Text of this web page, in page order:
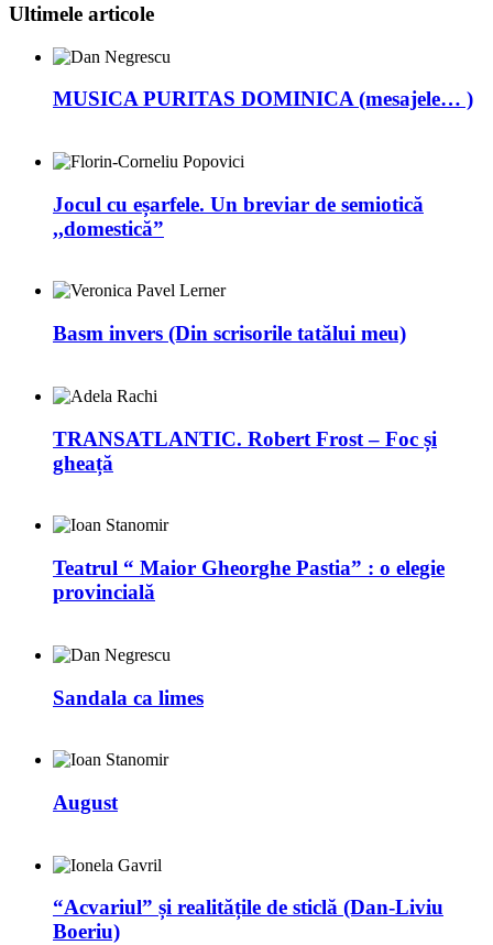
Ultimele articole
MUSICA PURITAS DOMINICA (mesajele… )
Jocul cu eșarfele. Un breviar de semiotică
,,domestică”
Basm invers (Din scrisorile tatălui meu)
TRANSATLANTIC. Robert Frost – Foc și
gheață
Teatrul “ Maior Gheorghe Pastia” : o elegie
provincială
Sandala ca limes
August
“Acvariul” și realitățile de sticlă (Dan-Liviu
Boeriu)